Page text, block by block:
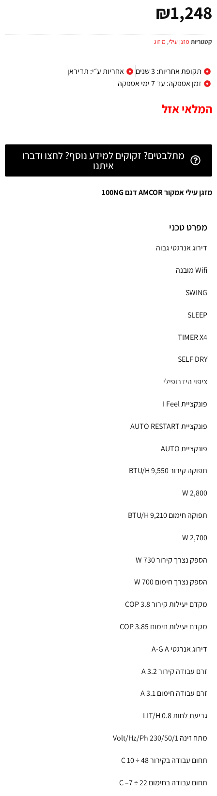
₪1,248
קטגוריות מזגן עילי, מיזוג
תקופת אחריות: 3 שנים
אחריות ע״י: תדיראן
זמן אספקה: עד 7 ימי אספקה
המלאי אזל
מתלבטים? זקוקים למידע נוסף? לחצו ודברו
איתנו
מזגן עילי אמקור AMCOR דגם 100NG
מפרט טכני
דירוג אנרגטי גבוה
Wifi מובנה
SWING
SLEEP
TIMER X4
SELF DRY
ציפוי הידרופילי
פונקציית I Feel
פונקציית AUTO RESTART
פונקציית AUTO
תפוקה קירור BTU/H 9,550
W 2,800
תפוקה חימום BTU/H 9,210
W 2,700
הספק נצרך קירור W 730
הספק נצרך חימום W 700
מקדם יעילות קירור COP 3.8
מקדם יעילות חימום COP 3.85
דירוג אנרגטי A-G A
זרם עבודה קירור A 3.2
זרם עבודה חימום A 3.1
גריעת לחות LIT/H 0.8
מתח זינה Volt/Hz/Ph 230/50/1
תחום עבודה בקירור C 10 ÷ 48
תחום עבודה בחימום C –7 ÷ 22